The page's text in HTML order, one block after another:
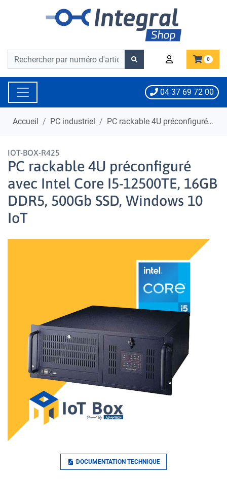
Barre de recherche
Barre de recherche 0
04 37 69 72 00
Accueil PC industriel PC rackable 4U préconfiguré avec Intel Core I5-12500TE, 16GB DDR5, 500Gb SSD, Windows 10 IoT
IOT-BOX-R425
PC rackable 4U préconfiguré
avec Intel Core I5-12500TE, 16GB
DDR5, 500Gb SSD, Windows 10
IoT
DOCUMENTATION TECHNIQUE